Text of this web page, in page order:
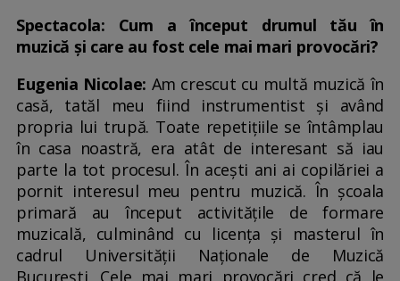
Spectacola: Cum a început drumul tău în
muzică și care au fost cele mai mari provocări?
Eugenia Nicolae: Am crescut cu multă muzică în
casă, tatăl meu fiind instrumentist și având
propria lui trupă. Toate repetițiile se întâmplau
în casa noastră, era atât de interesant să iau
parte la tot procesul. În acești ani ai copilăriei a
pornit interesul meu pentru muzică. În școala
primară au început activitățile de formare
muzicală, culminând cu licența și masterul în
cadrul Universității Naționale de Muzică